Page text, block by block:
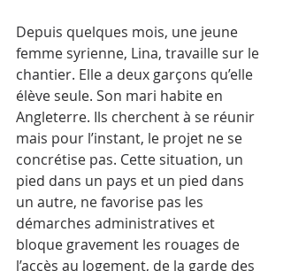
Depuis quelques mois, une jeune
femme syrienne, Lina, travaille sur le
chantier. Elle a deux garçons qu’elle
élève seule. Son mari habite en
Angleterre. Ils cherchent à se réunir
mais pour l’instant, le projet ne se
concrétise pas. Cette situation, un
pied dans un pays et un pied dans
un autre, ne favorise pas les
démarches administratives et
bloque gravement les rouages de
l’accès au logement, de la garde des